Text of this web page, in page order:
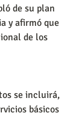
de su plan
y afirmó que
de los
se incluirá,
básicos